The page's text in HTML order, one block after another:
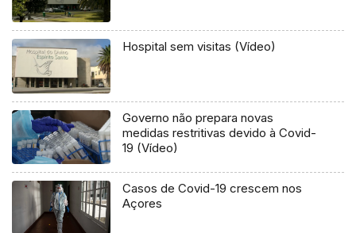
Hospital sem visitas (Vídeo)
Governo não prepara novas
medidas restritivas devido à Covid-
19 (Vídeo)
Casos de Covid-19 crescem nos
Açores